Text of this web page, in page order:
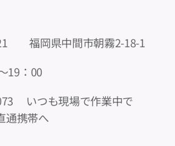
福岡県中間市朝霧2-18-1
19：00
いつも現場で作業中で
通携帯へ